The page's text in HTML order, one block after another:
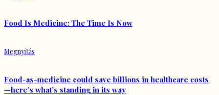
Food Is Medicine: The Time Is Now
Megnyitás
Food-as-medicine could save billions in healthcare costs
—here’s what’s standing in its way